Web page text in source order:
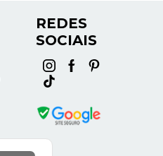
REDES
SOCIAIS